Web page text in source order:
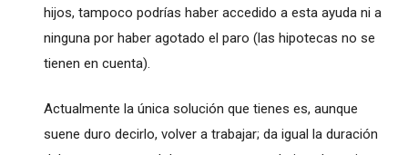
hijos, tampoco podrías haber accedido a esta ayuda ni a
ninguna por haber agotado el paro (las hipotecas no se
tienen en cuenta).
Actualmente la única solución que tienes es, aunque
suene duro decirlo, volver a trabajar; da igual la duración